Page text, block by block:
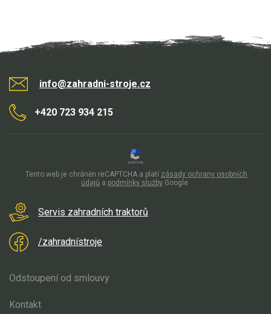
info@zahradni-stroje.cz
+420 723 934 215
Servis zahradních traktorů
/zahradnístroje
Odstoupení od smlouvy
Kontakt
Tento web je chráněn reCAPTCHA a platí zásady ochrany osobních
údajů a podmínky služby Google